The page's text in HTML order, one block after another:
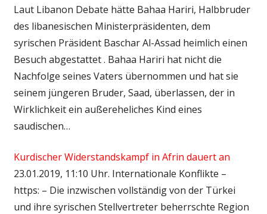
Laut Libanon Debate hätte Bahaa Hariri, Halbbruder
des libanesischen Ministerpräsidenten, dem
syrischen Präsident Baschar Al-Assad heimlich einen
Besuch abgestattet .‎ Bahaa Hariri hat nicht die
Nachfolge seines Vaters übernommen und hat sie
seinem jüngeren Bruder, Saad, überlassen, der in
Wirklichkeit ein außereheliches Kind eines
saudischen…
Kurdischer Widerstandskampf in Afrin dauert an
23.01.2019, 11:10 Uhr. Internationale Konflikte –
https: – Die inzwischen vollständig von der Türkei
und ihre syrischen Stellvertreter beherrschte Region